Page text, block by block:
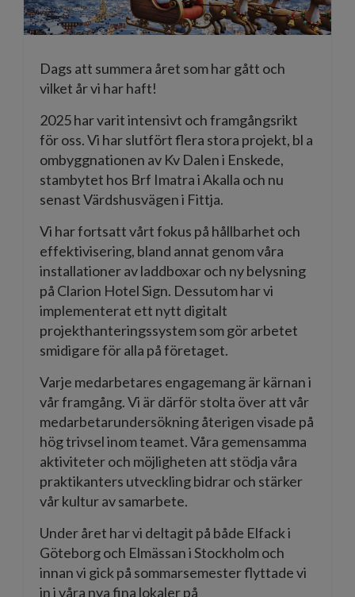
Dags att summera året som har gått och
vilket år vi har haft!
2025 har varit intensivt och framgångsrikt
för oss. Vi har slutfört flera stora projekt, bl a
ombyggnationen av Kv Dalen i Enskede,
stambytet hos Brf Imatra i Akalla och nu
senast Värdshusvägen i Fittja.
Vi har fortsatt vårt fokus på hållbarhet och
effektivisering, bland annat genom våra
installationer av laddboxar och ny belysning
på Clarion Hotel Sign. Dessutom har vi
implementerat ett nytt digitalt
projekthanteringssystem som gör arbetet
smidigare för alla på företaget.
Varje medarbetares engagemang är kärnan i
vår framgång. Vi är därför stolta över att vår
medarbetarundersökning återigen visade på
hög trivsel inom teamet. Våra gemensamma
aktiviteter och möjligheten att stödja våra
praktikanters utveckling bidrar och stärker
vår kultur av samarbete.
Under året har vi deltagit på både Elfack i
Göteborg och Elmässan i Stockholm och
innan vi gick på sommarsemester flyttade vi
in i våra nya fina lokaler på